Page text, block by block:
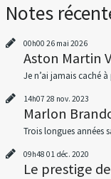
Notes
00h00 26 mai 2026
Aston Martin
Je n’ai jamais caché
14h07 28 nov. 2023
Marlon
Trois longues années
09h48 01 déc. 2020
Le prestige